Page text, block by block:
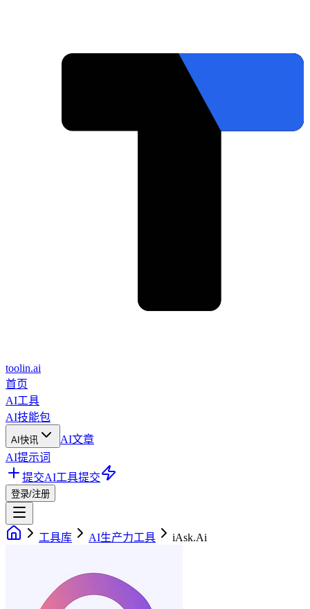
toolin.ai
首页
AI工具
AI技能包
AI快讯
AI文章
AI提示词
提交AI工具提交
登录/注册
工具库 AI生产力工具 iAsk.Ai